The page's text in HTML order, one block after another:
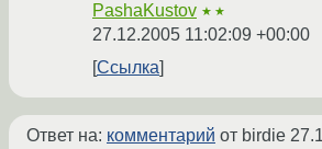
PashaKustov ★★
27.12.2005 11:02:09 +00:00
Ссылка
Ответ на: комментарий от birdie